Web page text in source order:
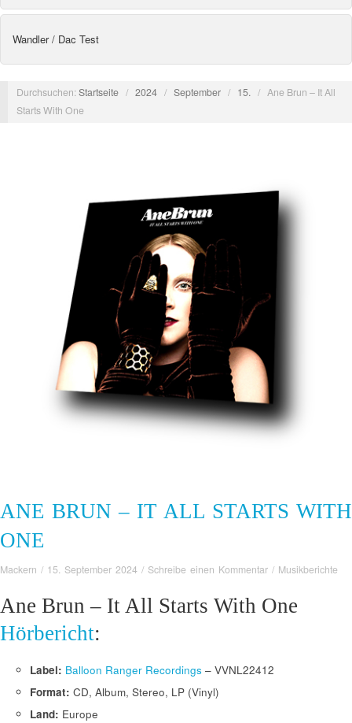
Wandler / Dac Test
Durchsuchen:Startseite / 2024 / September / 15. / Ane Brun – It All
Starts With One
ANE BRUN – IT ALL STARTS WITH
ONE
Mackern / 15. September 2024 / Schreibe einen Kommentar / Musikberichte
Ane Brun – It All Starts With One
Hörbericht:
Label: Balloon Ranger Recordings ‎– VVNL22412
Format: CD, Album, Stereo, LP (Vinyl)
Land: Europe